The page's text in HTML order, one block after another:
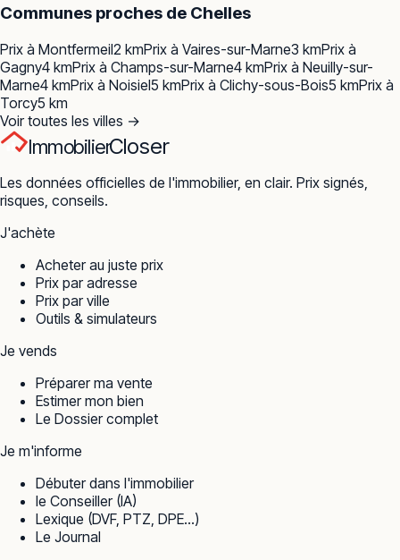
Communes proches de Chelles
Prix à Montfermeil2 kmPrix à Vaires-sur-Marne3 kmPrix à
Gagny4 kmPrix à Champs-sur-Marne4 kmPrix à Neuilly-sur-
Marne4 kmPrix à Noisiel5 kmPrix à Clichy-sous-Bois5 kmPrix à
Torcy5 km
Voir toutes les villes →
ImmobilierCloser
Les données officielles de l'immobilier, en clair. Prix signés,
risques, conseils.
J'achète
Acheter au juste prix
Prix par adresse
Prix par ville
Outils & simulateurs
Je vends
Préparer ma vente
Estimer mon bien
Le Dossier complet
Je m'informe
Débuter dans l'immobilier
le Conseiller (IA)
Lexique (DVF, PTZ, DPE…)
Le Journal